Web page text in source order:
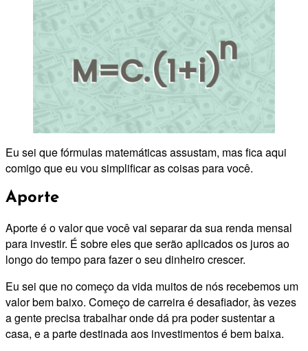
Eu sei que fórmulas matemáticas assustam, mas fica aqui
comigo que eu vou simplificar as coisas para você.
Aporte
Aporte é o valor que você vai separar da sua renda mensal
para investir. É sobre eles que serão aplicados os juros ao
longo do tempo para fazer o seu dinheiro crescer.
Eu sei que no começo da vida muitos de nós recebemos um
valor bem baixo. Começo de carreira é desafiador, às vezes
a gente precisa trabalhar onde dá pra poder sustentar a
casa, e a parte destinada aos investimentos é bem baixa.